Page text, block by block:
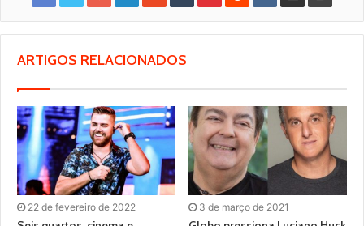
ARTIGOS RELACIONADOS
22 de fevereiro de 2022 3 de março de 2021